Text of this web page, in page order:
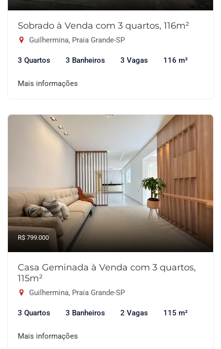
Sobrado à Venda com 3 quartos, 116m²
Guilhermina, Praia Grande-SP
3 Quartos 3 Banheiros 3 Vagas 116 m²
Mais informações
R$ 799.000
Casa Geminada à Venda com 3 quartos,
115m²
Guilhermina, Praia Grande-SP
3 Quartos 3 Banheiros 2 Vagas 115 m²
Mais informações